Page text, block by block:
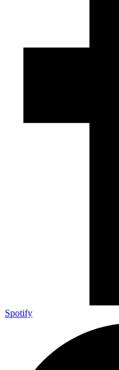
Spotify